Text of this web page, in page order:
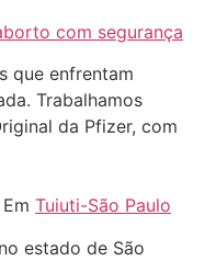
com segurança
que enfrentam
Trabalhamos
da Pfizer, com
Tuiuti-São Paulo
estado de São
já é uma
isso, disse tudo
(1999997****
em varias